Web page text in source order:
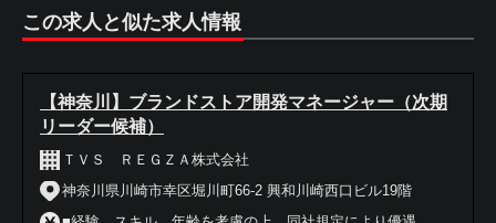
この求人と似た求人情報
【神奈川】ブランドストア開発マネージャー（次期
リーダー候補）
ＴＶＳ ＲＥＧＺＡ株式会社
神奈川県川崎市幸区堀川町66-2 興和川崎西口ビル19階